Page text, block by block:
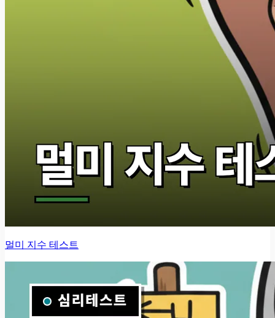
멀미 지수 테스트